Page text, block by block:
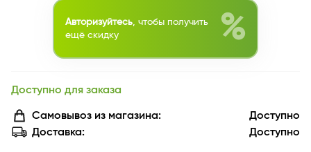
Авторизуйтесь , чтобы получить
ещё скидку
%
Доступно для заказа
Самовывоз из магазина:
Доступно
Доставка:
Доступно